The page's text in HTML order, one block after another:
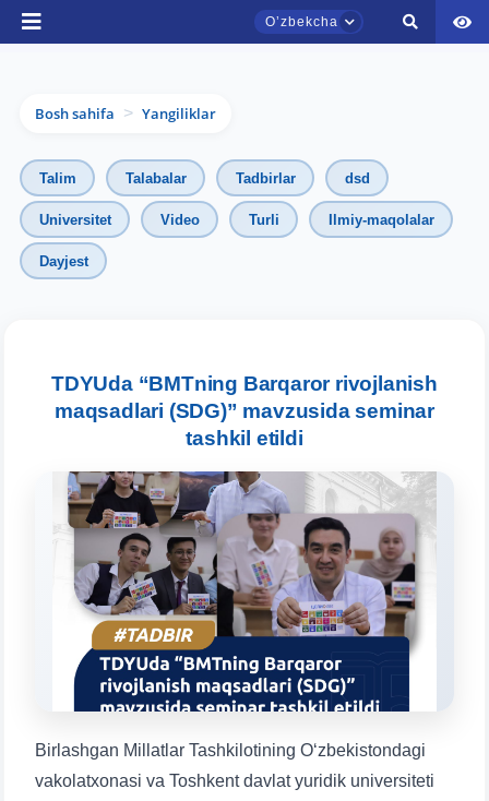
Oʼzbekcha
Bosh sahifa > Yangiliklar
Talim Talabalar Tadbirlar dsd
Universitet Video Turli Ilmiy-maqolalar
Dayjest
TDYUda “BMTning Barqaror rivojlanish
maqsadlari (SDG)” mavzusida seminar
tashkil etildi
Birlashgan Millatlar Tashkilotining O‘zbekistondagi
vakolatxonasi va Toshkent davlat yuridik universiteti
TDYU qabul murojaatlari chati
Qabul bo'yicha murojaatlaringizni ushbu
Mavzuni tanlang — keyin shu mavzudagi aniq
savollar chiqadi:
1. Hujjatlar (bakalavr) (5) 2. Hujjatlar (magistr) (4)
3. Suhbat (bakalavr) (8) 4. Suhbat (magistr) (5)
5. To'lov-kontrakt (2)
7. Call-center (4) 8. Bakalavriat kvotasi (3)